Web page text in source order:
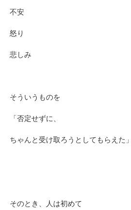
不安
怒り
悲しみ
そういうものを
「否定せずに、
ちゃんと受け取ろうとしてもらえた」
そのとき、人は初めて